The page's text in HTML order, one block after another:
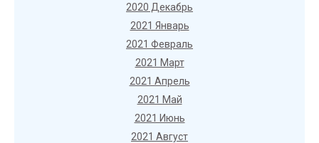
2020 Декабрь
2021 Январь
2021 Февраль
2021 Март
2021 Апрель
2021 Май
2021 Июнь
2021 Август